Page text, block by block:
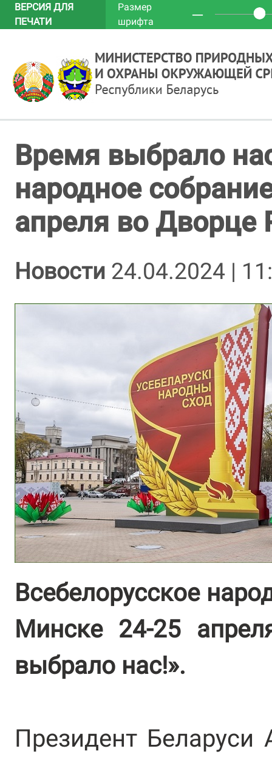
ВЕРСИЯ ДЛЯ
ПЕЧАТИ
Размер
шрифта
─
Время выбрало
народное
апреля во Дворце
Новости 24.04.2024 |
Всебелорусское
Минске 24-25
выбрало нас!».
Президент